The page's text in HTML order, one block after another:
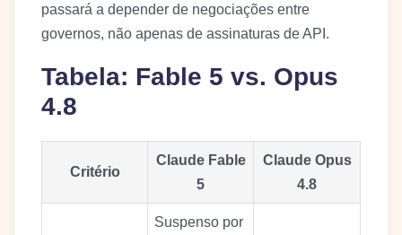
passará a depender de negociações entre
governos, não apenas de assinaturas de API.
Tabela: Fable 5 vs. Opus
4.8
Critério
Claude Fable
5
Claude Opus
4.8
Suspenso por